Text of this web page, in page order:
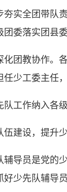
全团带队责
团委落实团县
教协作。各
任少工委主任
作纳入各级
建设，提升少
员是党的少
好少先队辅导